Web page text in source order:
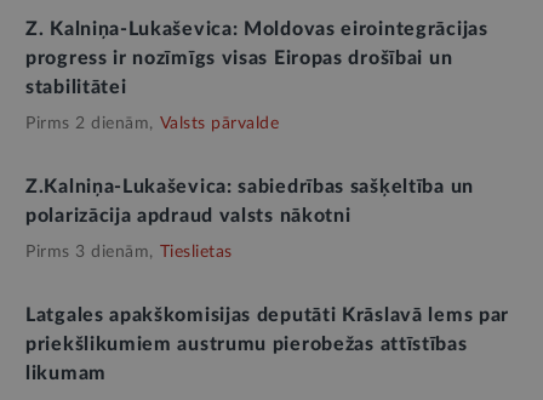
Z. Kalniņa-Lukaševica: Moldovas eirointegrācijas
progress ir nozīmīgs visas Eiropas drošībai un
stabilitātei
Pirms 2 dienām, Valsts pārvalde
Z.Kalniņa-Lukaševica: sabiedrības sašķeltība un
polarizācija apdraud valsts nākotni
Pirms 3 dienām, Tieslietas
Latgales apakškomisijas deputāti Krāslavā lems par
priekšlikumiem austrumu pierobežas attīstības
likumam